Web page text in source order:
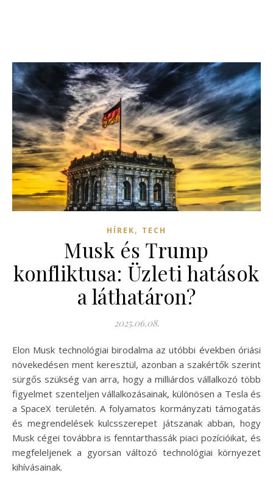
HÍREK, TECH
Musk és Trump
konfliktusa: Üzleti hatások
a láthatáron?
2025.06.08.
Elon Musk technológiai birodalma az utóbbi években óriási
növekedésen ment keresztül, azonban a szakértők szerint
sürgős szükség van arra, hogy a milliárdos vállalkozó több
figyelmet szenteljen vállalkozásainak, különösen a Tesla és
a SpaceX területén. A folyamatos kormányzati támogatás
és megrendelések kulcsszerepet játszanak abban, hogy
Musk cégei továbbra is fenntarthassák piaci pozícióikat, és
megfeleljenek a gyorsan változó technológiai környezet
kihívásainak.